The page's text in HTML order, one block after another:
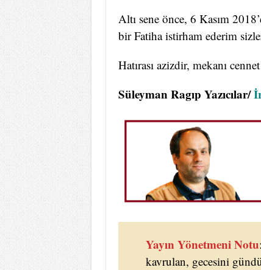
Altı sene önce, 6 Kasım
bir Fatiha istirham ederim
Hatırası azizdir, mekanı
Süleyman Ragıp Yazıcılar/
Yayın Yönetmeni Notu
kavrulan, gecesini